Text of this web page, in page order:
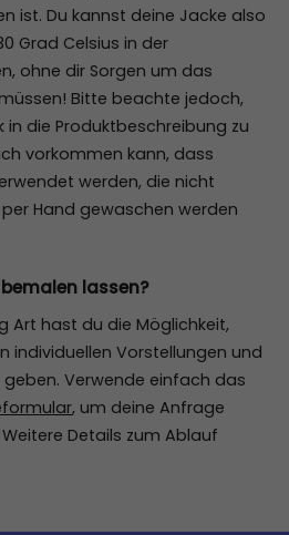
ist. Du kannst deine Jacke also
Grad Celsius in der
ohne dir Sorgen um das
Bitte beachte jedoch,
in die Produktbeschreibung zu
vorkommen kann, dass
werden, die nicht
Hand gewaschen werden
lassen?
Art hast du die Möglichkeit,
individuellen Vorstellungen und
Verwende einfach das
, um deine Anfrage
Details zum Ablauf